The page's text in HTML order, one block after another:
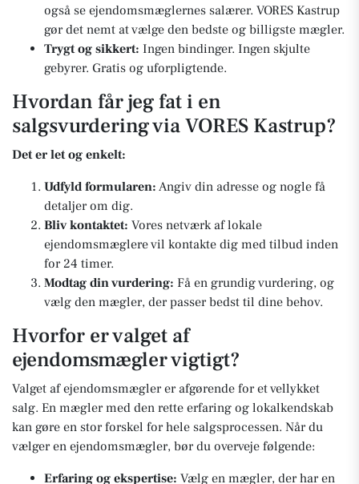
også se ejendomsmæglernes salærer. VORES Kastrup
gør det nemt at vælge den bedste og billigste mægler.
Trygt og sikkert: Ingen bindinger. Ingen skjulte
gebyrer. Gratis og uforpligtende.
Hvordan får jeg fat i en
salgsvurdering via VORES Kastrup?
Det er let og enkelt:
Udfyld formularen: Angiv din adresse og nogle få
detaljer om dig.
Bliv kontaktet: Vores netværk af lokale
ejendomsmæglere vil kontakte dig med tilbud inden
for 24 timer.
Modtag din vurdering: Få en grundig vurdering, og
vælg den mægler, der passer bedst til dine behov.
Hvorfor er valget af
ejendomsmægler vigtigt?
Valget af ejendomsmægler er afgørende for et vellykket
salg. En mægler med den rette erfaring og lokalkendskab
kan gøre en stor forskel for hele salgsprocessen. Når du
vælger en ejendomsmægler, bør du overveje følgende:
Erfaring og ekspertise: Vælg en mægler, der har en